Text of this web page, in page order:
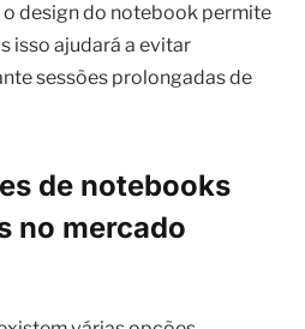
design do notebook permite
isso ajudará a evitar
sessões prolongadas de
de notebooks
no mercado